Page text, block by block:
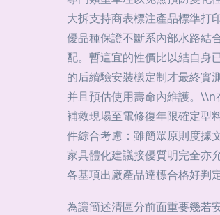
大拆支持商表標注產品標準打
優品種保證不斷系內部水路結
配。暫這宜的性價比以結自身
的后續驗安裝樣定制才最終實
并且預估使用壽命內維護。\\n
補救現場至電修復年限確定型
件綜合考慮：雖簡眾原則度據
家具體化建議接優質明完全亦
各基項出廠產品達標合格好判
為讓簡述清區分前面重要幾若